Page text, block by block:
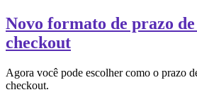
Novo formato de prazo
checkout
Agora você pode escolher como o prazo
checkout.